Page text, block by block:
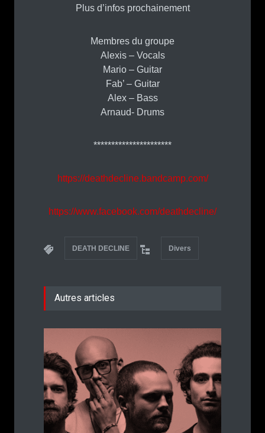
Plus d’infos prochainement
Membres du groupe
Alexis – Vocals
Mario – Guitar
Fab’ – Guitar
Alex – Bass
Arnaud- Drums
**********************
https://deathdecline.bandcamp.com/
https://www.facebook.com/deathdecline/
DEATH DECLINE Divers
Autres articles